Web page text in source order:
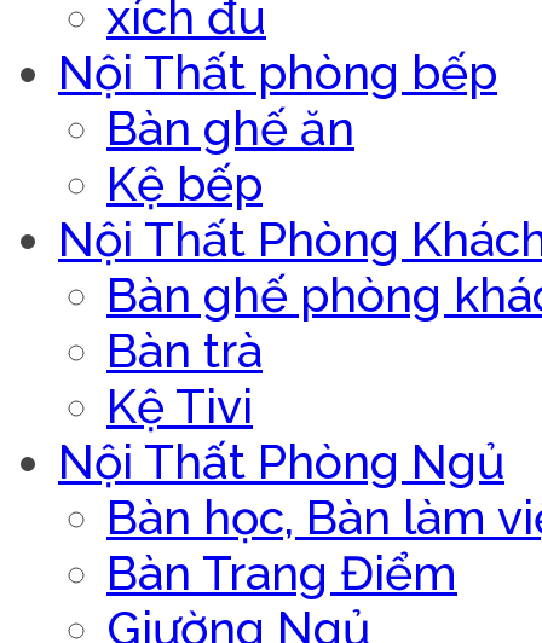
xích đu
Nội Thất phòng bếp
Bàn ghế ăn
Kệ bếp
Nội Thất Phòng
Bàn ghế phòng
Bàn trà
Kệ Tivi
Nội Thất Phòng Ngủ
Bàn học, Bàn làm
Bàn Trang Điểm
Giường Ngủ